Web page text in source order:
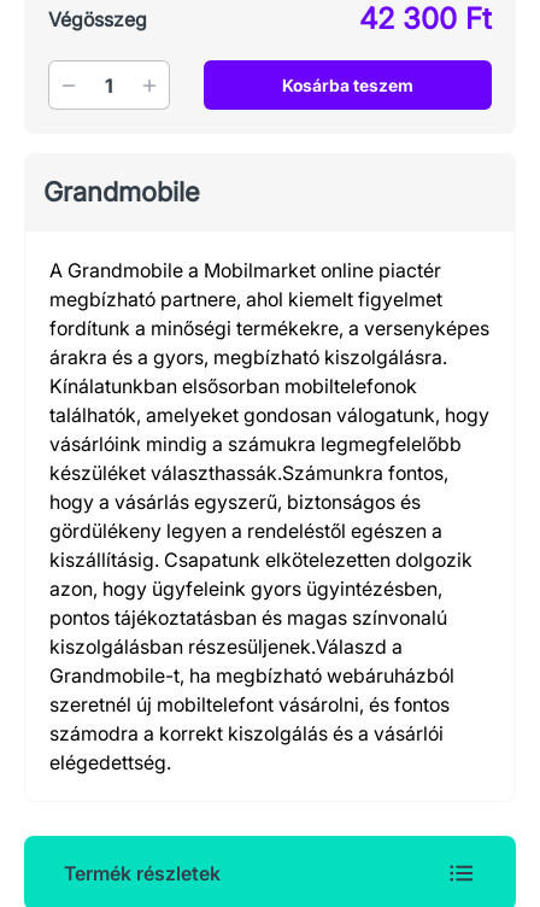
Végösszeg 42 300 Ft
Mennyiség Kosárba teszem
Grandmobile
A Grandmobile a Mobilmarket online piactér
megbízható partnere, ahol kiemelt figyelmet
fordítunk a minőségi termékekre, a versenyképes
árakra és a gyors, megbízható kiszolgálásra.
Kínálatunkban elsősorban mobiltelefonok
találhatók, amelyeket gondosan válogatunk, hogy
vásárlóink mindig a számukra legmegfelelőbb
készüléket választhassák.Számunkra fontos,
hogy a vásárlás egyszerű, biztonságos és
gördülékeny legyen a rendeléstől egészen a
kiszállításig. Csapatunk elkötelezetten dolgozik
azon, hogy ügyfeleink gyors ügyintézésben,
pontos tájékoztatásban és magas színvonalú
kiszolgálásban részesüljenek.Válaszd a
Grandmobile-t, ha megbízható webáruházból
szeretnél új mobiltelefont vásárolni, és fontos
számodra a korrekt kiszolgálás és a vásárlói
elégedettség.
Termék részletek